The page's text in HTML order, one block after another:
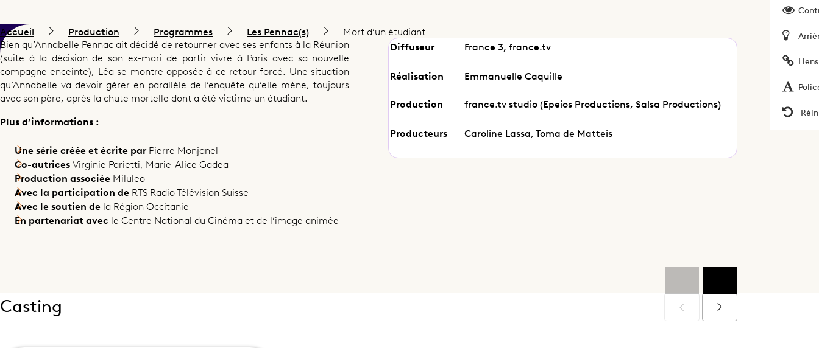
Mort d’un étudiant
Accueil Production Programmes Les Pennac(s)
Mort d’un étudiant
Bien qu’Annabelle Pennac ait décidé de retourner avec ses enfants à la Réunion
(suite à la décision de son ex-mari de partir vivre à Paris avec sa nouvelle
compagne enceinte), Léa se montre opposée à ce retour forcé. Une situation
qu’Annabelle va devoir gérer en parallèle de l’enquête qu’elle mène, toujours
avec son père, après la chute mortelle dont a été victime un étudiant.
Plus d’informations :
Une série créée et écrite parPierre Monjanel
Co-autricesVirginie Parietti, Marie-Alice Gadea
Production associée Miluleo
Avec la participation de RTS Radio Télévision Suisse
Avec le soutien de la Région Occitanie
En partenariat avec le Centre National du Cinéma et de l’image animée
Diffuseur France 3, france.tv
Réalisation Emmanuelle Caquille
Production france.tv studio (Epeios Productions, Salsa Productions)
Producteurs Caroline Lassa, Toma de Matteis
Casting